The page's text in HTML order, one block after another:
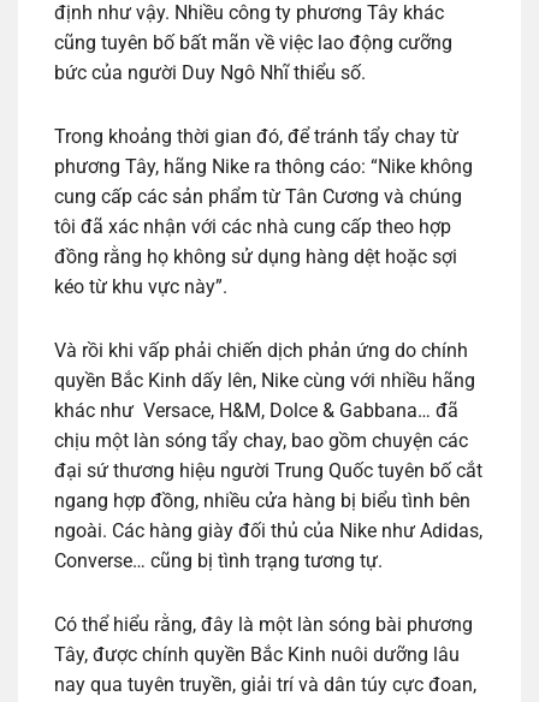
định như vậy. Nhiều công ty phương Tây khác
cũng tuyên bố bất mãn về việc lao động cưỡng
bức của người Duy Ngô Nhĩ thiểu số.
Trong khoảng thời gian đó, để tránh tẩy chay từ
phương Tây, hãng Nike ra thông cáo: “Nike không
cung cấp các sản phẩm từ Tân Cương và chúng
tôi đã xác nhận với các nhà cung cấp theo hợp
đồng rằng họ không sử dụng hàng dệt hoặc sợi
kéo từ khu vực này”.
Và rồi khi vấp phải chiến dịch phản ứng do chính
quyền Bắc Kinh dấy lên, Nike cùng với nhiều hãng
khác như Versace, H&M, Dolce & Gabbana… đã
chịu một làn sóng tẩy chay, bao gồm chuyện các
đại sứ thương hiệu người Trung Quốc tuyên bố cắt
ngang hợp đồng, nhiều cửa hàng bị biểu tình bên
ngoài. Các hàng giày đối thủ của Nike như Adidas,
Converse… cũng bị tình trạng tương tự.
Có thể hiểu rằng, đây là một làn sóng bài phương
Tây, được chính quyền Bắc Kinh nuôi dưỡng lâu
nay qua tuyên truyền, giải trí và dân túy cực đoan,